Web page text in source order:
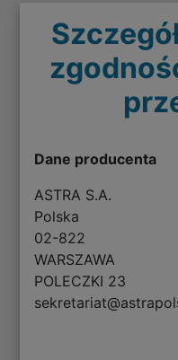
Dane producenta
ASTRA S.A.
Polska
02-822
WARSZAWA
POLECZKI 23